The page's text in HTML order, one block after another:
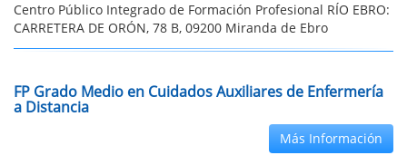
Centro Público Integrado de Formación Profesional RÍO EBRO:
CARRETERA DE ORÓN, 78 B, 09200 Miranda de Ebro
FP Grado Medio en Cuidados Auxiliares de Enfermería
a Distancia
Más Información